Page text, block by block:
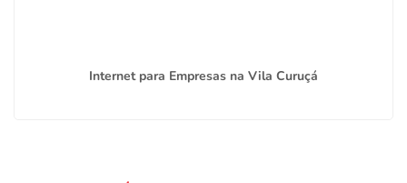
Internet para Empresas na Vila Curuçá